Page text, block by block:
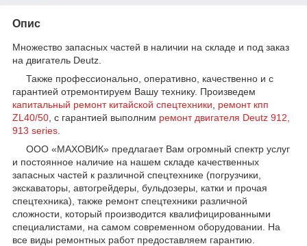
Опис
Множество запасных частей в наличии на складе и под заказ
на двигатель Deutz.
Также профессионально, оперативно, качественно и с
гарантией отремонтируем Вашу технику. Произведем
капитальный ремонт китайской спецтехники
ремонт кпп
ZL40/50 , с гарантией выполним ремонт двигателя Deutz 912,
913 series
ООО «МАХОВИК» предлагает Вам огромный спектр услуг
и постоянное наличие на нашем складе качественных
запасных частей к различной спецтехнике (погрузчики,
экскаваторы, автогрейдеры, бульдозеры, катки и прочая
спецтехника), также ремонт спецтехники различной
сложности, который производится квалифицированными
специалистами, на самом современном оборудовании. На
все виды ремонтных работ предоставляем гарантию.